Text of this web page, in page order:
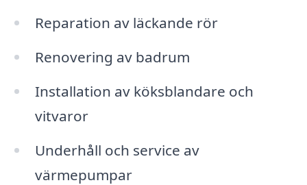
Reparation av läckande rör
Renovering av badrum
Installation av köksblandare och
vitvaror
Underhåll och service av
värmepumpar